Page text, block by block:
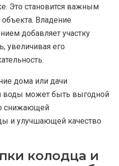
Это становится важным
Владение
добавляет участку
увеличивая его
дома или дачи
воды может быть выгодной
снижающей
и улучшающей качество
колодца и